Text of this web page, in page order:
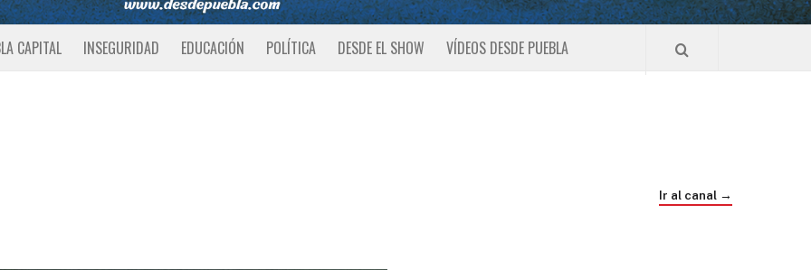
CAPITAL INSEGURIDAD EDUCACIÓN POLÍTICA DESDE EL SHOW VÍDEOS DESDE PUEBLA
Ir al canal →